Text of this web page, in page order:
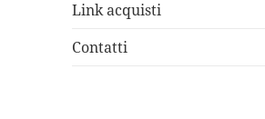
Link acquisti
Contatti